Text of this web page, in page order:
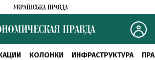
КОЛОНКИ ИНФРАСТРУКТУРА